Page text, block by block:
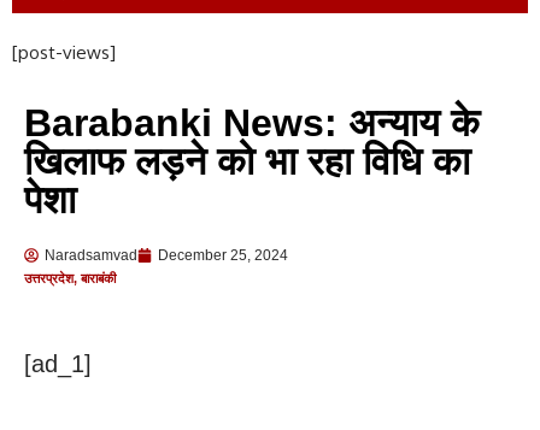
बाराबंकी में AISF के 90वें स्थापना वर्ष का भव्य समापन
समारोह 12–13 अगस्त ! सर्पदंश के बाद झाड़ फूंक
[post-views]
Barabanki News: अन्याय के
खिलाफ लड़ने को भा रहा विधि का
पेशा
Naradsamvad December 25, 2024
उत्तरप्रदेश,बाराबंकी
[ad_1]